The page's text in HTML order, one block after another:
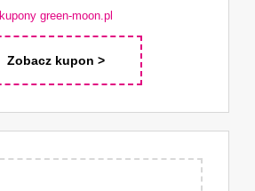
kupony green-moon.pl
Zobacz kupon >